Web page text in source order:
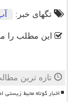
تگهای خبر:
این مطلب را
تازه ترین
اخبار کوتاه محیط زیستی